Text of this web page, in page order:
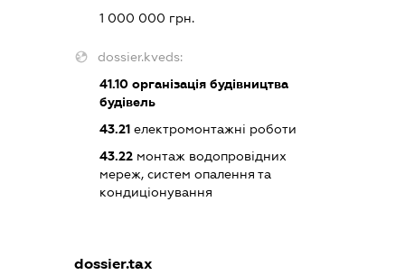
1 000 000 грн.
dossier.kveds:
41.10 організація будівництва
будівель
43.21 електромонтажні роботи
43.22 монтаж водопровідних
мереж, систем опалення та
кондиціонування
dossier.tax